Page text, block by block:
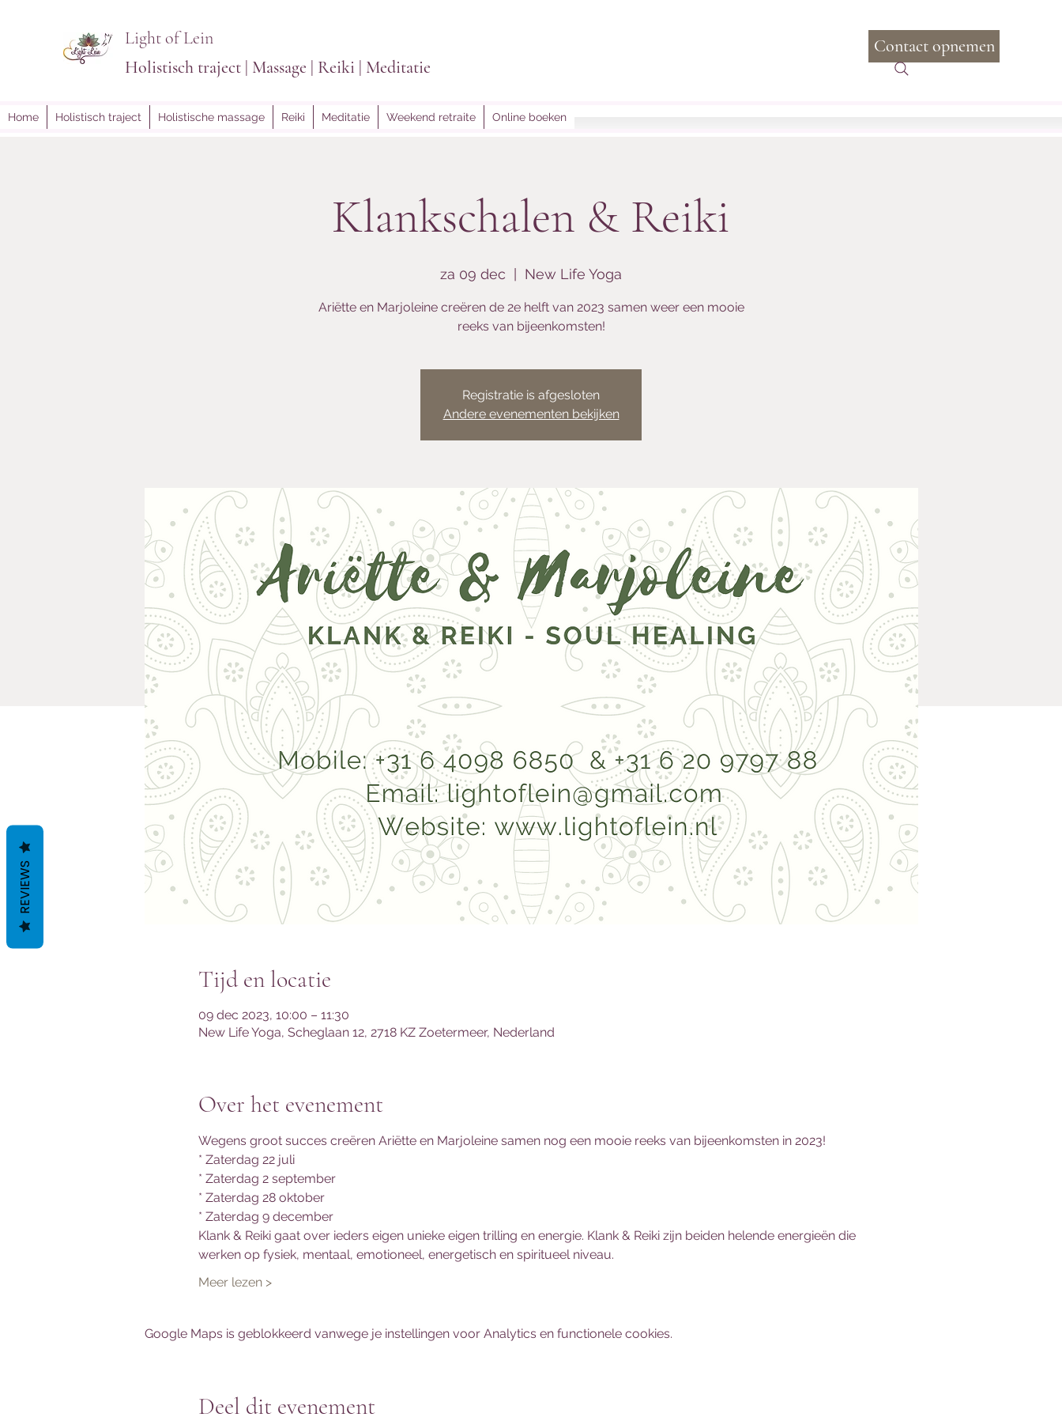
Light of Lein
Holistisch traject | Massage | Reiki | Meditatie
Contact opnemen
Home Holistisch traject Holistische massage Reiki Meditatie Weekend retraite Online boeken
Klankschalen & Reiki
za 09 dec New Life Yoga
Ariëtte en Marjoleine creëren de 2e helft van 2023 samen weer een mooie
reeks van bijeenkomsten!
Registratie is afgesloten
Andere evenementen bekijken
Tijd en locatie
09 dec 2023, 10:00 – 11:30
New Life Yoga, Scheglaan 12, 2718 KZ Zoetermeer, Nederland
Over het evenement
Wegens groot succes creëren Ariëtte en Marjoleine samen nog een mooie reeks van bijeenkomsten in 2023!
* Zaterdag 22 juli
* Zaterdag 2 september
* Zaterdag 28 oktober
* Zaterdag 9 december
Klank & Reiki gaat over ieders eigen unieke eigen trilling en energie. Klank & Reiki zijn beiden helende energieën die
werken op fysiek, mentaal, emotioneel, energetisch en spiritueel niveau.
Meer lezen >
Google Maps is geblokkeerd vanwege je instellingen voor Analytics en functionele cookies.
Deel dit evenement
REVIEWS